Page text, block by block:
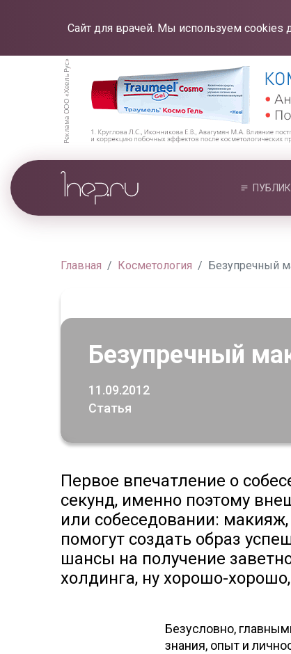
Сайт для врачей. Мы используем cookies
Главная Косметология Безупречный
Безупречный
11.09.2012
Статья
Первое впечатление о
секунд, именно поэтому
или собеседовании:
помогут создать образ
шансы на получение
холдинга, ну хорошо-
Безусловно,
знания, опыт и